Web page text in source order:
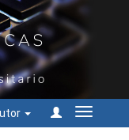
Cambiar